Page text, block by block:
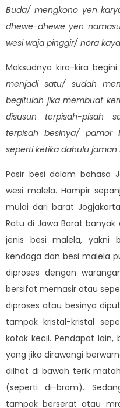
Buda/ mengkono yen
dhewe-dhewe yen
wesi waja pinggir/ nora
Maksudnya kira-kira begini:
menjadi satu/ sudah
begitulah jika membuat
disusun terpisah-pisah
terpisah besinya/
seperti ketika dahulu
Pasir besi dalam bahasa
wesi malela. Hampir
mulai dari barat
Ratu di Jawa Barat
jenis besi malela, yakni
kendaga dan besi malela
diproses dengan
bersifat memasir atau
diproses atau besinya
tampak kristal-kristal
kotak kecil. Pendapat lain,
yang jika dirawangi
dilhat di bawah terik
(seperti di-brom).
tampak berserat atau